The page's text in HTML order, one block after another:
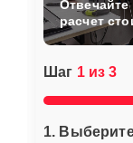
Шаг 1 из 3
1.
расчет